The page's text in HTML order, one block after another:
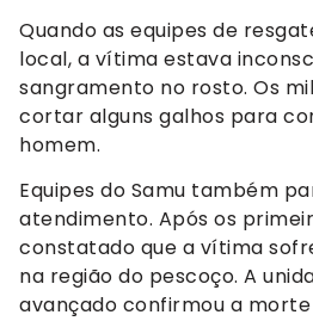
Quando as equipes de
local, a vítima estava
sangramento no rosto. Os
cortar alguns galhos para
homem.
Equipes do Samu também
atendimento. Após os
constatado que a vítima
na região do pescoço. A
avançado confirmou a